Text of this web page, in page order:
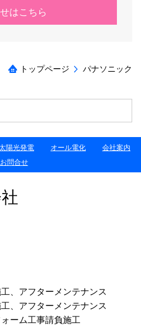
はこちら
トップページ パナソニック
陽光発電 オール電化
会社案内
お問合せ
、アフターメンテナンス
、アフターメンテナンス
ーム工事請負施工